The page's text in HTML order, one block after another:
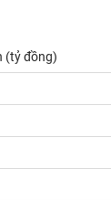
(tỷ đồng)